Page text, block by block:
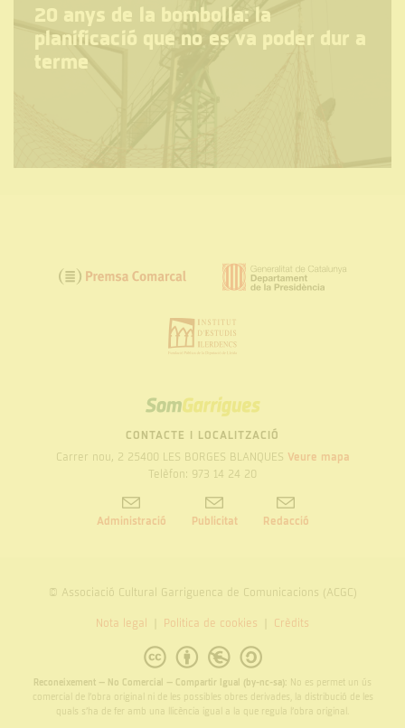
20 anys de la bombolla: la
planificació que no es va poder dur a
terme
SOM
GARRIGUES
CONTACTE I LOCALITZACIÓ
Carrer nou, 2 25400 LES BORGES BLANQUES Veure mapa
Telèfon: 973 14 24 20
Administració Publicitat Redacció
© Associació Cultural Garriguenca de Comunicacions (ACGC)
Nota legal Politica de cookies Crèdits
Reconeixement – No Comercial – Compartir Igual (by-nc-sa): No es permet un ús
comercial de l’obra original ni de les possibles obres derivades, la distribució de les
quals s’ha de fer amb una llicència igual a la que regula l’obra original.